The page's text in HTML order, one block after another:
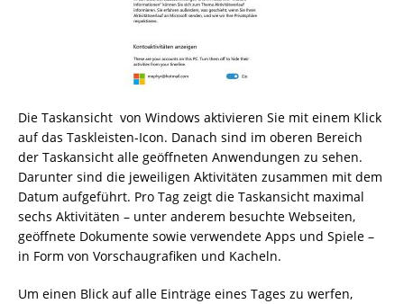
Die Taskansicht von Windows aktivieren Sie mit einem Klick
auf das Taskleisten-Icon. Danach sind im oberen Bereich
der Taskansicht alle geöffneten Anwendungen zu sehen.
Darunter sind die jeweiligen Aktivitäten zusammen mit dem
Datum aufgeführt. Pro Tag zeigt die Taskansicht maximal
sechs Aktivitäten – unter anderem besuchte Webseiten,
geöffnete Dokumente sowie verwendete Apps und Spiele –
in Form von Vorschaugrafiken und Kacheln.
Um einen Blick auf alle Einträge eines Tages zu werfen,